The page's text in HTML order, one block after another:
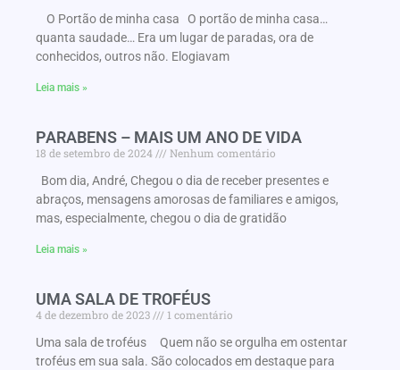
O Portão de minha casa O portão de minha casa…
quanta saudade… Era um lugar de paradas, ora de
conhecidos, outros não. Elogiavam
Leia mais »
PARABENS – MAIS UM ANO DE VIDA
18 de setembro de 2024
Nenhum comentário
Bom dia, André, Chegou o dia de receber presentes e
abraços, mensagens amorosas de familiares e amigos,
mas, especialmente, chegou o dia de gratidão
Leia mais »
UMA SALA DE TROFÉUS
4 de dezembro de 2023
1 comentário
Uma sala de troféus Quem não se orgulha em ostentar
troféus em sua sala. São colocados em destaque para